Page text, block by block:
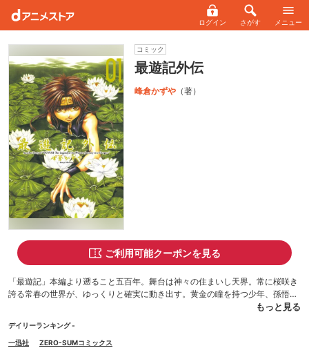
ログイン さがす メニュー
コミック
最遊記外伝
峰倉かずや （著）
ご利用可能クーポンを見る
「最遊記」本編より遡ること五百年。舞台は神々の住まいし天界。常に桜咲き
誇る常春の世界が、ゆっくりと確実に動き出す。黄金の瞳を持つ少年、孫悟空
もっと見る
デイリーランキング -
一迅社 ZERO-SUMコミックス